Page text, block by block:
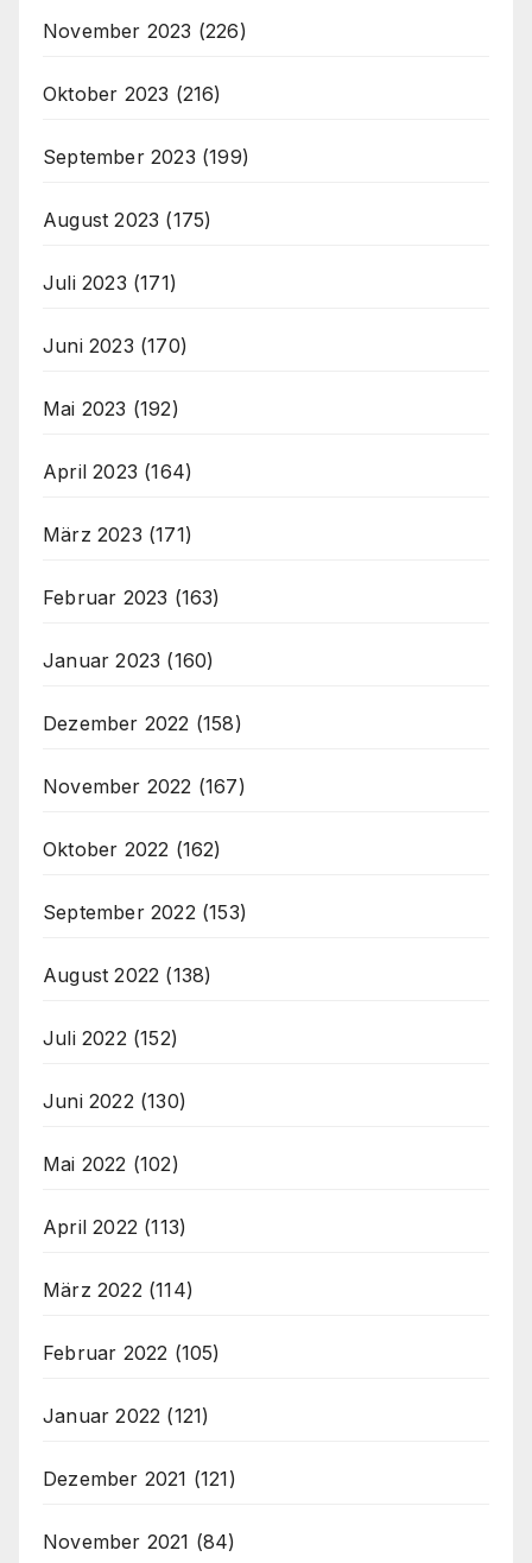
November 2023 (226)
Oktober 2023 (216)
September 2023 (199)
August 2023 (175)
Juli 2023 (171)
Juni 2023 (170)
Mai 2023 (192)
April 2023 (164)
März 2023 (171)
Februar 2023 (163)
Januar 2023 (160)
Dezember 2022 (158)
November 2022 (167)
Oktober 2022 (162)
September 2022 (153)
August 2022 (138)
Juli 2022 (152)
Juni 2022 (130)
Mai 2022 (102)
April 2022 (113)
März 2022 (114)
Februar 2022 (105)
Januar 2022 (121)
Dezember 2021 (121)
November 2021 (84)